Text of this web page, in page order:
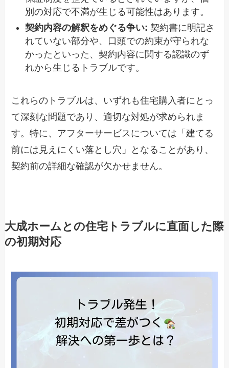
別の対応で不満が生じる可能性はあります。
契約内容の解釈をめぐる争い: 契約書に明記さ
れていない部分や、口頭での約束が守られな
かったといった、契約内容に関する認識のず
れから生じるトラブルです。
これらのトラブルは、いずれも住宅購入者にとっ
て深刻な問題であり、適切な対処が求められま
す。特に、アフターサービスについては「建てる
前には見えにくい落とし穴」となることがあり、
契約前の詳細な確認が欠かせません。
大成ホームとの住宅トラブルに直面した際
の初期対応